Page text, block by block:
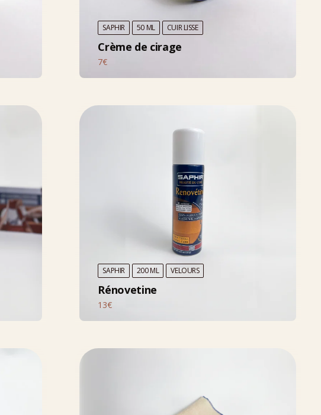
SAPHIR 50 ML CUIR LISSE
Crème de cirage
7€
SAPHIR 200 ML VELOURS
Rénovetine
13€